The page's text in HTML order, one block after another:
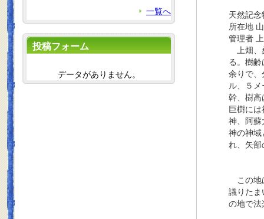
天然記
所在地
管理者
上畑、
る。樹齢
余りで、
ル、５メ
幹、樹高
巨樹に
神、阿蘇
神の神域
れ、矢部
この地
議りたま
の地で法
一覧へ
投稿フォーム
データがありません。